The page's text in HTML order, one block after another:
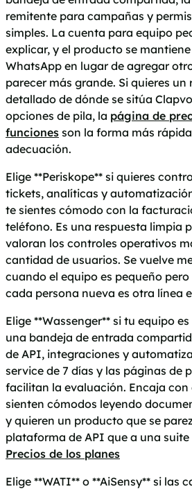
remitente para campañas y
simples. La cuenta para equipo
explicar, y el producto se
WhatsApp en lugar de agregar
parecer más grande. Si quieres un
detallado de dónde se sitúa
opciones de pila, la página de
funciones son la forma más
adecuación.
Elige **Periskope** si quieres
tickets, analíticas y
te sientes cómodo con la
teléfono. Es una respuesta limpia
valoran los controles operativos
cantidad de usuarios. Se vuelve
cuando el equipo es pequeño
cada persona nueva es otra línea
Elige **Wassenger** si tu equipo
una bandeja de entrada
de API, integraciones y
service de 7 días y las páginas de
facilitan la evaluación. Encaja con
sienten cómodos leyendo
y quieren un producto que se
plataforma de API que a una
Precios de los planes
Elige **WATI** o **AiSensy** si las